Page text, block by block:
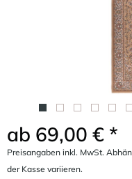
ab 69,00 € *
Preisangaben inkl. MwSt.
der Kasse variieren.